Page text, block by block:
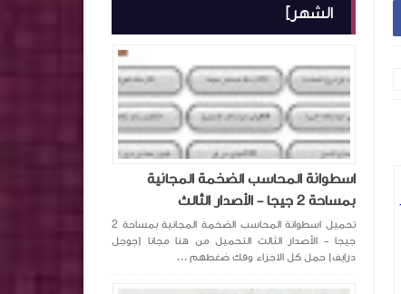
ملخص معايير المحاسبة بشكل مبسط ٦
اجزاء مجمعة في ملف pdf 2025
الشهر]
اسطوانة المحاسب الضخمة المجانية
بمساحة 2 جيجا - الأصدار الثالث
تحميل اسطوانة المحاسب الضخمة المجانية بمساحة 2
جيجا - الأصدار الثالث التحميل من هنا مجانا (جوجل
درايف) حمل كل الاجزاء وفك ضغطهم ...